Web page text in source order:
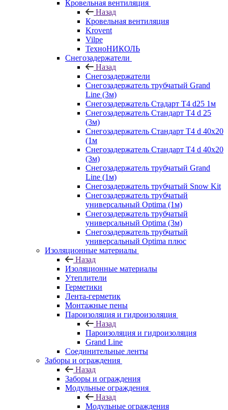
Кровельная вентиляция
Назад
Кровельная вентиляция
Krovent
Vilpe
ТехноНИКОЛЬ
Снегозадержатели
Назад
Снегозадержатели
Снегозадержатель трубчатый Grand
Line (3м)
Снегозадержатель Стадарт Т4 d25 1м
Снегозадержатель Стандарт Т4 d 25
(3м)
Снегозадержатель Стандарт Т4 d 40х20
(1м
Снегозадержатель Стандарт Т4 d 40х20
(3м)
Снегозадержатель трубчатый Grand
Line (1м)
Снегозадержатель трубчатый Snow Kit
Снегозадержатель трубчатый
универсальный Optima (1м)
Снегозадержатель трубчатый
универсальный Optima (3м)
Снегозадержатель трубчатый
универсальный Optima плюс
Изоляционные материалы
Назад
Изоляционные материалы
Утеплители
Герметики
Лента-герметик
Монтажные пены
Пароизоляция и гидроизоляция
Назад
Пароизоляция и гидроизоляция
Grand Line
Соединительные ленты
Заборы и ограждения
Назад
Заборы и ограждения
Модульные ограждения
Назад
Модульные ограждения